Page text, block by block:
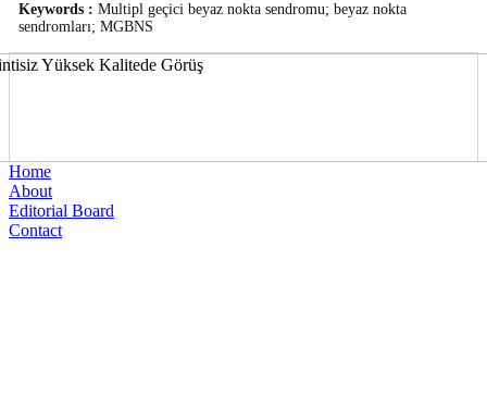
Keywords : Multipl geçici beyaz nokta sendromu; beyaz nokta
sendromları; MGBNS
Home
About
Editorial Board
Contact